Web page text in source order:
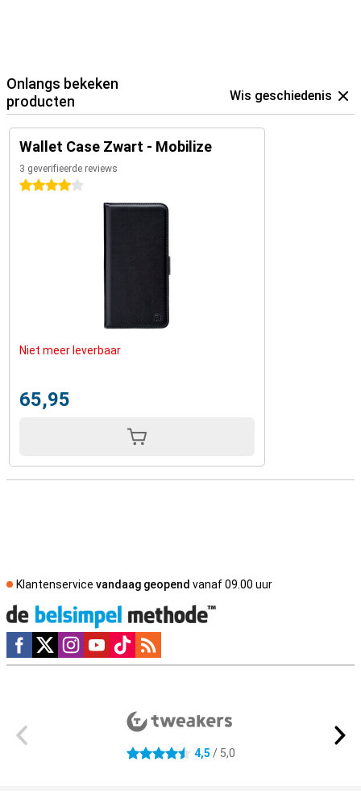
Onlangs bekeken
producten
Wis geschiedenis
Wallet Case Zwart - Mobilize
3 geverifieerde reviews
4 sterren
Niet meer leverbaar
65,95
Klantenservice vandaag geopend vanaf 09.00 uur
Social media
4.5 sterren 4,5 / 5,0